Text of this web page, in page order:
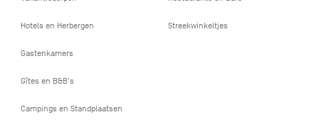
Hotels en Herbergen
Gastenkamers
Gîtes en B&B's
Campings en Standplaatsen
Streekwinkeltjes